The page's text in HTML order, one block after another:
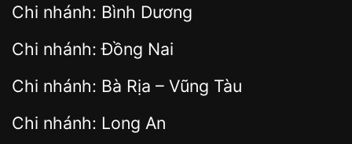
Chi nhánh: Bình Dương
Chi nhánh: Đồng Nai
Chi nhánh: Bà Rịa – Vũng Tàu
Chi nhánh: Long An